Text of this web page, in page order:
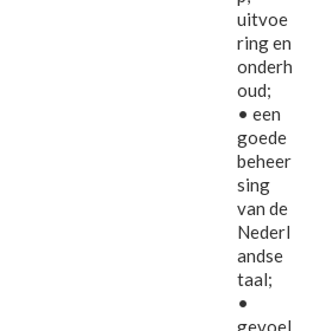
uitvoe
ring en
onderh
oud;
• een
goede
beheer
sing
van de
Nederl
andse
taal;
•
gevoel